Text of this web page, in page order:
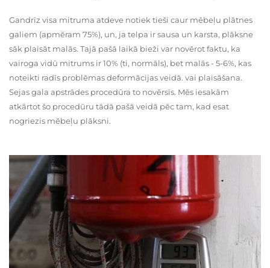
Gandrīz visa mitruma atdeve notiek tieši caur mēbeļu plātnes
galiem (apmēram 75%), un, ja telpa ir sausa un karsta, plāksne
sāk plaisāt malās. Tajā pašā laikā bieži var novērot faktu, ka
vairoga vidū mitrums ir 10% (ti, normāls), bet malās - 5-6%, kas
noteikti radīs problēmas deformācijas veidā. vai plaisāšana.
Sejas gala apstrādes procedūra to novērsīs. Mēs iesakām
atkārtot šo procedūru tādā pašā veidā pēc tam, kad esat
nogriezis mēbeļu plāksni.